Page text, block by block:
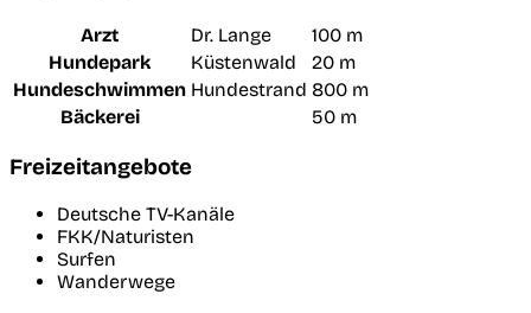
Arzt Dr. Lange
100 m
Hundepark
Küstenwald
20 m
Hundeschwimmen Hundestrand 800 m
Bäckerei
50 m
Freizeitangebote
Deutsche TV-Kanäle
FKK/Naturisten
Surfen
Wanderwege